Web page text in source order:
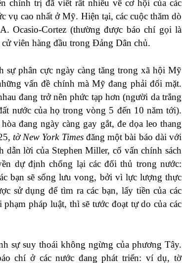
chính trị đã viết rất nhiều về cơ hội của các
vụ cao nhất ở Mỹ. Hiện tại, các cuộc thăm dò
Ocasio-Cortez (thường được báo chí gọi là
viên hàng đầu trong Đảng Dân chủ.
sự phân cực ngày càng tăng trong xã hội Mỹ
vấn đề chính mà Mỹ đang phải đối mặt.
đang trở nên phức tạp hơn (người da trắng
nước của họ trong vòng 5 đến 10 năm tới).
đang ngày càng gay gắt, đe dọa leo thang
tờ New York Times đăng một bài báo dài với
lời của Stephen Miller, cố vấn chính sách
dự định chống lại các đối thủ trong nước:
bạn sẽ sống lưu vong, bởi vì lực lượng thực
sử dụng để tìm ra các bạn, lấy tiền của các
pháp luật, thì sẽ tước đoạt tự do của các
sự suy thoái không ngừng của phương Tây.
chí ở các nước đang phát triển: ví dụ, tờ